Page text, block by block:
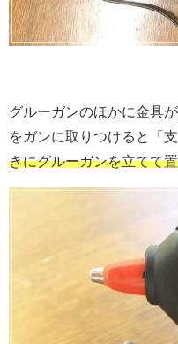
グルーガンのほかに金具
をガンに取りつけると「支
きにグルーガンを立てて